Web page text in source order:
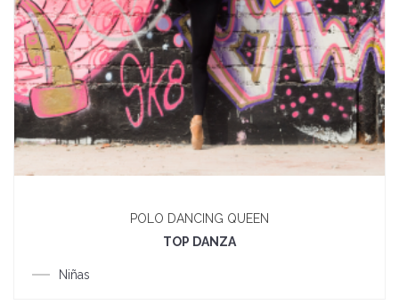
POLO DANCING QUEEN
TOP DANZA
Niñas